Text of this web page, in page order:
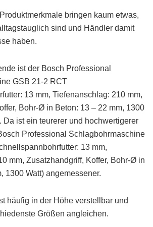
bringen kaum etwas,
sind und Händler damit
haben.
ist der Bosch Professional
GSB 21-2 RCT
13 mm, Tiefenanschlag: 210 mm,
Bohr-Ø in Beton: 13 – 22 mm, 1300
Da ist ein teurerer und hochwertigerer
Professional Schlagbohrmaschine
13 mm,
mm, Zusatzhandgriff, Koffer, Bohr-Ø in
1300 Watt) angemessener.
häufig in der Höhe verstellbar und
Größen angleichen.